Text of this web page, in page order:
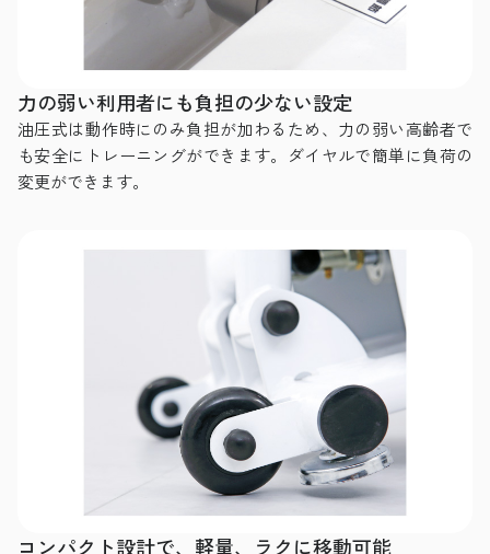
力の弱い利用者にも負担の少ない設定
油圧式は動作時にのみ負担が加わるため、力の弱い高齢者で
も安全にトレーニングができます。ダイヤルで簡単に負荷の
変更ができます。
コンパクト設計で、軽量、ラクに移動可能